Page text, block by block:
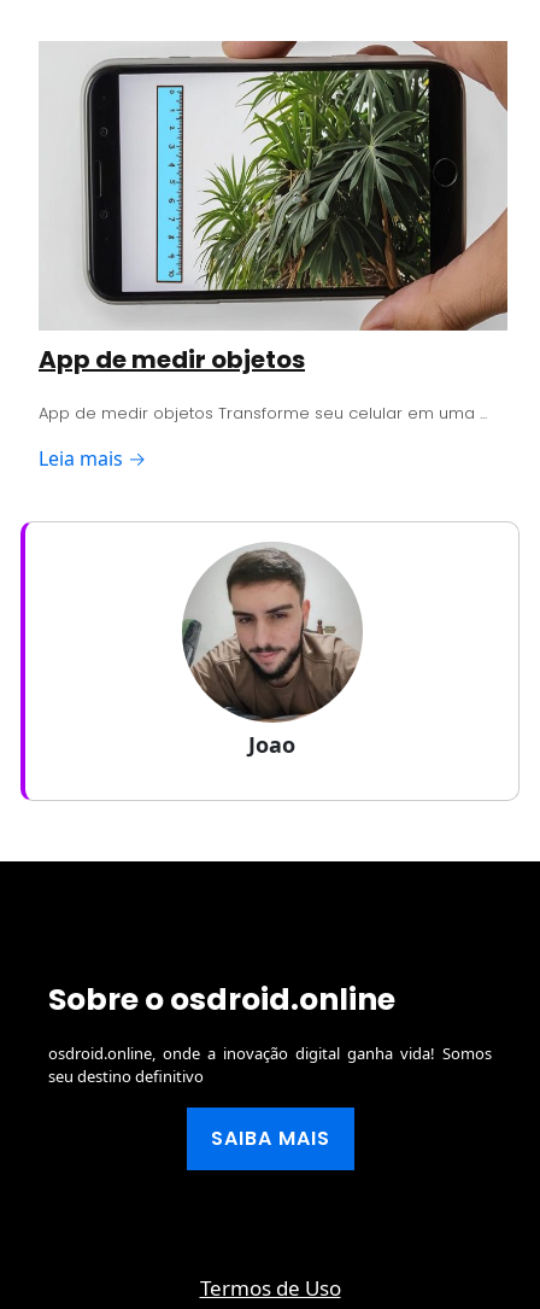
App de medir objetos
App de medir objetos Transforme seu celular em uma ...
Leia mais →
Joao
Sobre o osdroid.online
osdroid.online, onde a inovação digital ganha vida! Somos
seu destino definitivo
SAIBA MAIS
Termos de Uso